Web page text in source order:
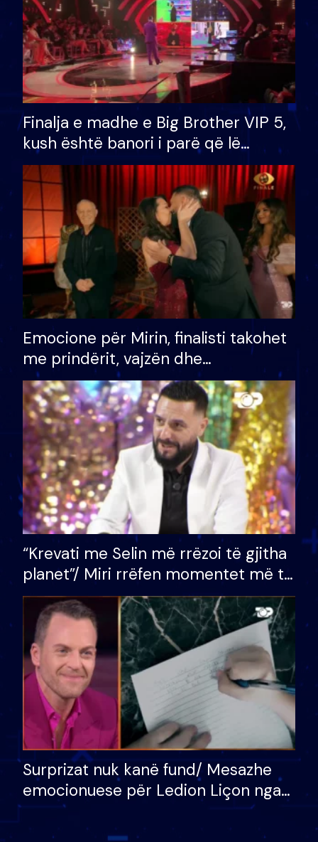
Finalja e madhe e Big Brother VIP 5,
kush është banori i parë që lë
shtëpinë dhe humb mundësinë për
të fituar çmimin e madh
Emocione për Mirin, finalisti takohet
me prindërit, vajzën dhe
bashkëshorten: S’kemi ndonjë letër
divorci apo jo?
“Krevati me Selin më rrëzoi të gjitha
planet”/ Miri rrëfen momentet më të
bukura në shtëpinë e BB VIP: Do më
mungojë zilja e mëngjesit kur…
Surprizat nuk kanë fund/ Mesazhe
emocionuese për Ledion Liçon nga
nëna dhe fëmijët e tij, moderatori
nuk i mban dot lotët: Nuk meritoj…